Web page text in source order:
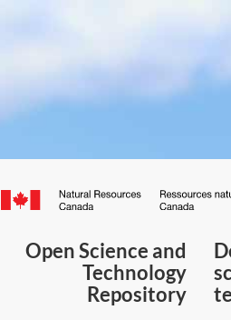
Canada.ca
Open Science and
Technology
Repository